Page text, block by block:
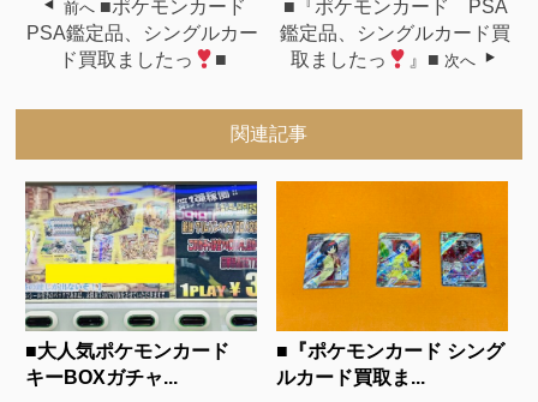
前へ ■ポケモンカード
PSA鑑定品、シングルカー
ド買取ましたっ
■
■『ポケモンカード PSA
鑑定品、シングルカード買
取ましたっ
』■ 次へ
関連記事
■大人気ポケモンカード
キーBOXガチャ...
■『ポケモンカード シング
ルカード買取ま...